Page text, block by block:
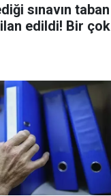
sınavın taban
edildi! Bir çok